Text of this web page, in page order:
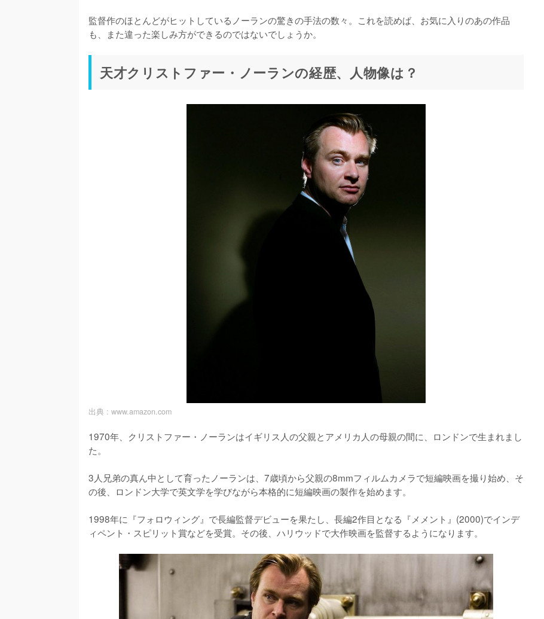
監督作のほとんどがヒットしているノーランの驚きの手法の数々。これを読めば、お気に入りのあの作品
も、また違った楽しみ方ができるのではないでしょうか。
天才クリストファー・ノーランの経歴、人物像は？
出典 : www.amazon.com
1970年、クリストファー・ノーランはイギリス人の父親とアメリカ人の母親の間に、ロンドンで生まれまし
た。
3人兄弟の真ん中として育ったノーランは、7歳頃から父親の8mmフィルムカメラで短編映画を撮り始め、そ
の後、ロンドン大学で英文学を学びながら本格的に短編映画の製作を始めます。
1998年に『フォロウィング』で長編監督デビューを果たし、長編2作目となる『メメント』(2000)でインデ
ィペント・スピリット賞などを受賞。その後、ハリウッドで大作映画を監督するようになります。